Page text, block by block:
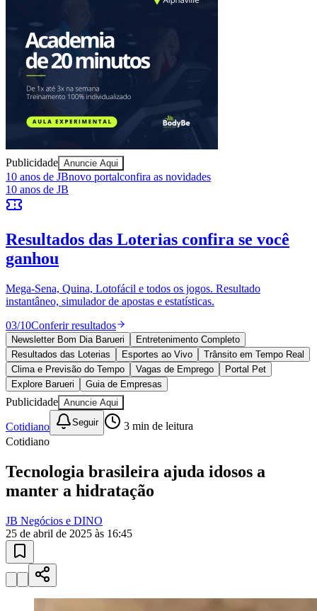
Ceará
Publicidade Anuncie Aqui
10 anos de JB novo portal confira as novidades
10 anos de JB
Esportes ao Vivo
atualizadas
Paulistão, Brasileirão, Champions League e mais. Placar em tempo